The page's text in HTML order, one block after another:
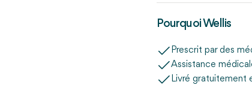
Pourquoi Wellis
Prescrit par des
Assistance
Livré gratuitement